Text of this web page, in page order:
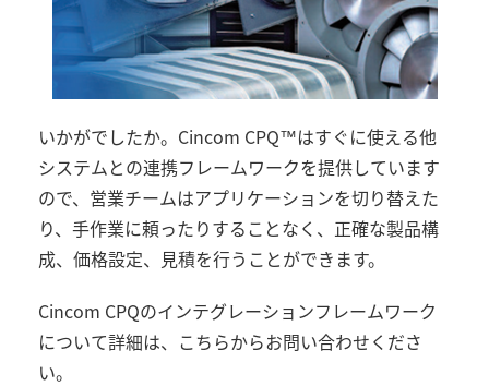
いかがでしたか。 Cincom CPQ™はすぐに使える他
システムとの連携フレームワークを提供しています
ので、営業チームはアプリケーションを切り替えた
り、手作業に頼ったりすることなく、正確な製品構
成、価格設定、見積を行うことができます。
Cincom CPQのインテグレーションフレームワーク
について詳細は、こちらからお問い合わせくださ
い。